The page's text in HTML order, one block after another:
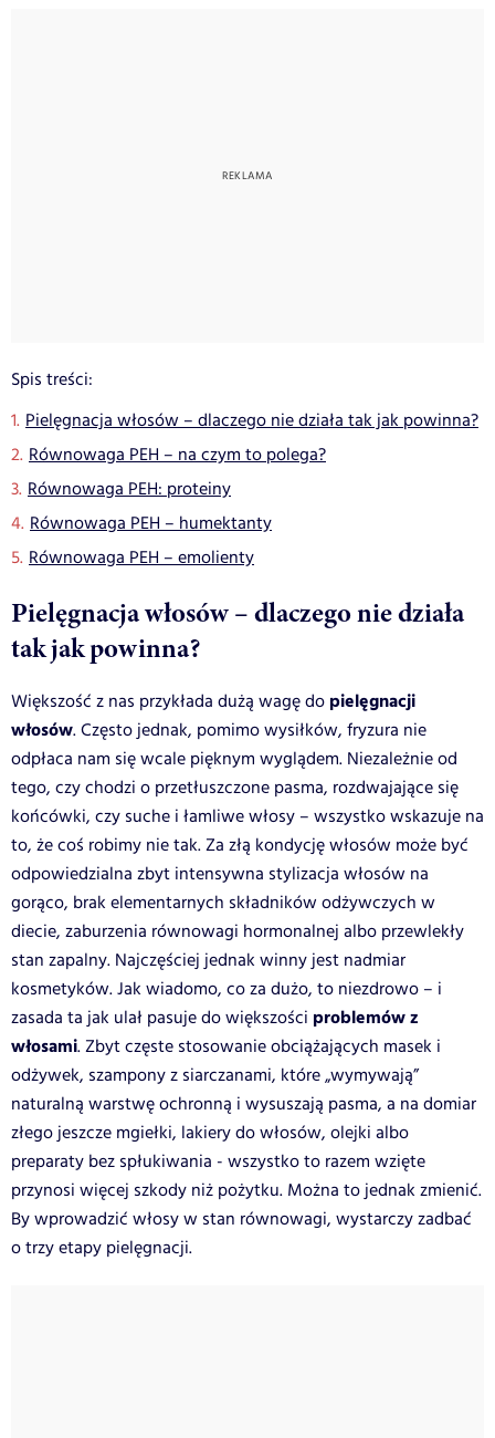
Spis treści:
Pielęgnacja włosów – dlaczego nie działa tak jak powinna?
Równowaga PEH – na czym to polega?
Równowaga PEH: proteiny
Równowaga PEH – humektanty
Równowaga PEH – emolienty
Pielęgnacja włosów – dlaczego nie działa
tak jak powinna?
Większość z nas przykłada dużą wagę do pielęgnacji
włosów. Często jednak, pomimo wysiłków, fryzura nie
odpłaca nam się wcale pięknym wyglądem. Niezależnie od
tego, czy chodzi o przetłuszczone pasma, rozdwajające się
końcówki, czy suche i łamliwe włosy – wszystko wskazuje na
to, że coś robimy nie tak. Za złą kondycję włosów może być
odpowiedzialna zbyt intensywna stylizacja włosów na
gorąco, brak elementarnych składników odżywczych w
diecie, zaburzenia równowagi hormonalnej albo przewlekły
stan zapalny. Najczęściej jednak winny jest nadmiar
kosmetyków. Jak wiadomo, co za dużo, to niezdrowo – i
zasada ta jak ulał pasuje do większości problemów z
włosami. Zbyt częste stosowanie obciążających masek i
odżywek, szampony z siarczanami, które „wymywają”
naturalną warstwę ochronną i wysuszają pasma, a na domiar
złego jeszcze mgiełki, lakiery do włosów, olejki albo
preparaty bez spłukiwania - wszystko to razem wzięte
przynosi więcej szkody niż pożytku. Można to jednak zmienić.
By wprowadzić włosy w stan równowagi, wystarczy zadbać
o trzy etapy pielęgnacji.